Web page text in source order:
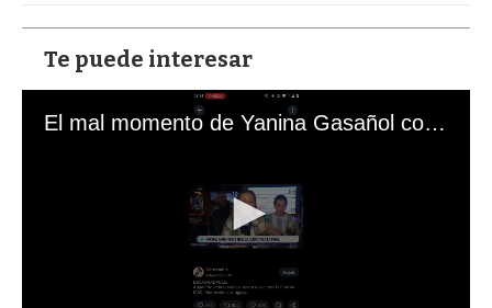
Te puede interesar
El mal momento de Yanina Gasañol con un hincha argentino en "Subrayado"